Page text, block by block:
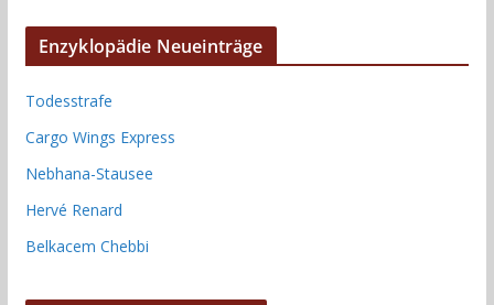
Enzyklopädie Neueinträge
Todesstrafe
Cargo Wings Express
Nebhana-Stausee
Hervé Renard
Belkacem Chebbi